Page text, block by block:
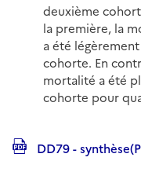
deuxième
la première, la
a été
cohorte. En
mortalité a été
cohorte pour
DD79 -